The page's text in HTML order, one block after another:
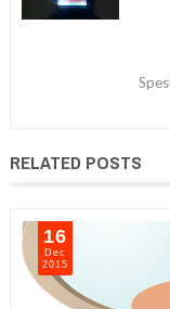
RELATED POSTS
16
Dec
2015